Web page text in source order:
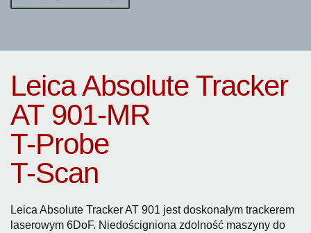
Leica Absolute Tracker
AT 901-MR
T-Probe
T-Scan
Leica Absolute Tracker AT 901 jest doskonałym trackerem
laserowym 6DoF. Niedościgniona zdolność maszyny do